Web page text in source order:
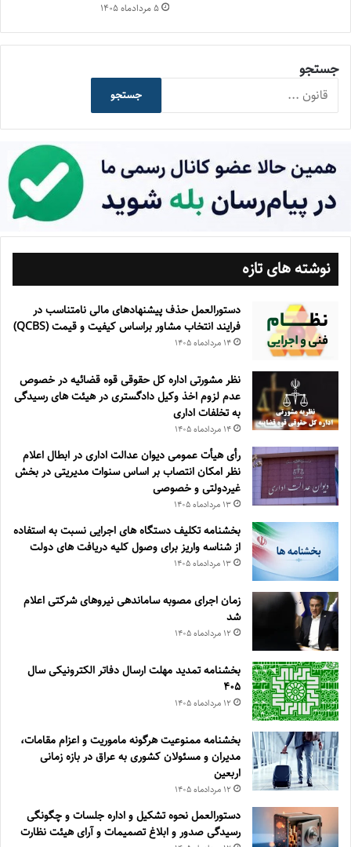
۵ مرداد‌ماه ۱۴۰۵
جستجو
جستجو
نوشته های تازه
دستورالعمل حذف پيشنهادهای مالی نامتناسب در
فرايند انتخاب مشاور براساس كيفيت و قيمت (QCBS)
۱۴ مرداد‌ماه ۱۴۰۵
نظر مشورتی اداره کل حقوقی قوه قضائیه در خصوص
عدم لزوم اخذ وکیل دادگستری در هیئت های رسیدگی
به تخلفات اداری
۱۴ مرداد‌ماه ۱۴۰۵
رأی هیأت عمومی دیوان عدالت اداری در ابطال اعلام
نظر امکان انتصاب بر اساس سنوات مدیریتی در بخش
غیردولتی و خصوصی
۱۳ مرداد‌ماه ۱۴۰۵
بخشنامه تکلیف دستگاه های اجرایی نسبت به استفاده
از شناسه واریز برای وصول کلیه دریافت های دولت
۱۳ مرداد‌ماه ۱۴۰۵
زمان اجرای مصوبه ساماندهی نیروهای شرکتی اعلام
شد
۱۲ مرداد‌ماه ۱۴۰۵
بخشنامه تمدید مهلت ارسال دفاتر الکترونیکی سال
۴۰۵
۱۲ مرداد‌ماه ۱۴۰۵
بخشنامه ممنوعیت هرگونه ماموریت و اعزام مقامات،
مدیران و مسئولان کشوری به عراق در بازه زمانی
اربعین
۱۲ مرداد‌ماه ۱۴۰۵
دستورالعمل نحوه تشکیل و اداره جلسات و چگونگی
رسیدگی صدور و ‏ابلاغ تصمیمات و‎ ‎آرای هیئت نظارت